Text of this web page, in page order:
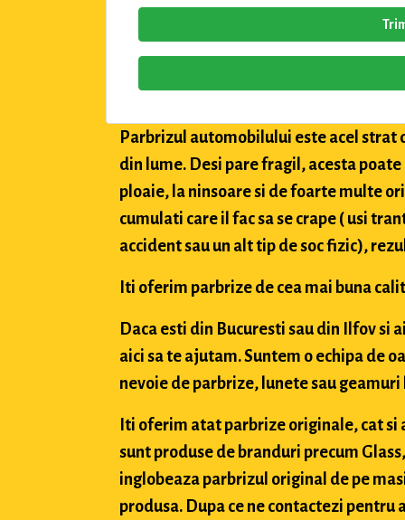
Parbrizul automobilului este acel strat
din lume. Desi pare fragil, acesta
ploaie, la ninsoare si de foarte multe
cumulati care il fac sa se crape ( usi
accident sau un alt tip de soc fizic),
Iti oferim parbrize de cea mai buna
Daca esti din Bucuresti sau din Ilfov si
aici sa te ajutam. Suntem o echipa de
nevoie de parbrize, lunete sau
Iti oferim atat parbrize originale, cat
sunt produse de branduri precum
inglobeaza parbrizul original de pe
produsa. Dupa ce ne contactezi